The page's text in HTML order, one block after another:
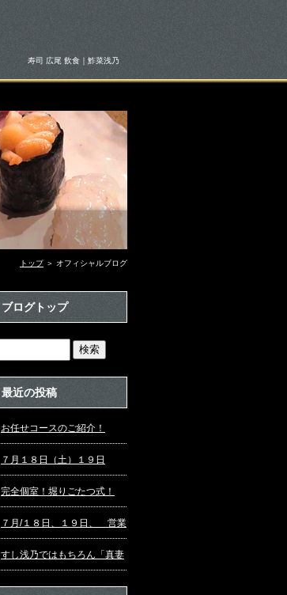
寿司 広尾 飲食｜鮓菜浅乃
トップ＞ オフィシャルブログ
ブログトップ
最近の投稿
お任せコースのご紹介！
７月１８日（土）１９日
（日）営業です！
完全個室！堀りごたつ式！
７月/１８日、１９日、 営業
です！！
すし浅乃ではもちろん「真妻
（まずま）本わさび」！